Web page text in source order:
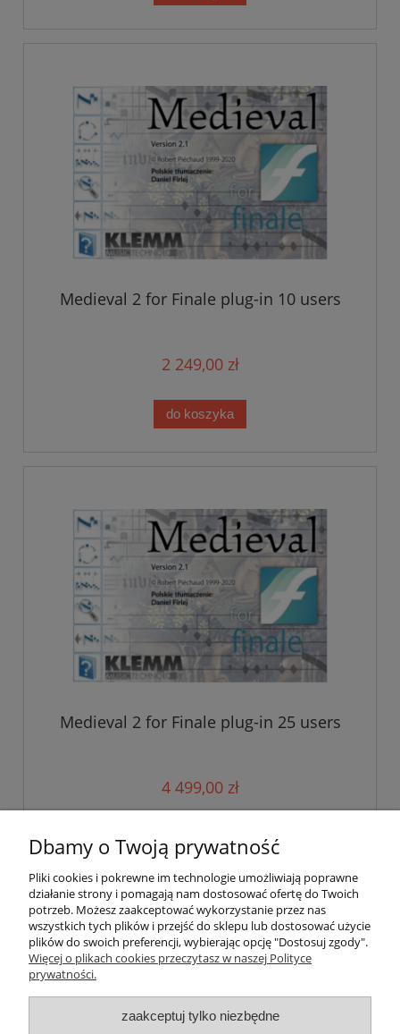
Medieval 2 for Finale plug-in 10 users
2 249,00 zł
do koszyka
Medieval 2 for Finale plug-in 25 users
4 499,00 zł
« 1 2 »
Pomoc
Moje konto
Dbamy o Twoją prywatność
Pliki cookies i pokrewne im technologie umożliwiają poprawne
działanie strony i pomagają nam dostosować ofertę do Twoich
potrzeb. Możesz zaakceptować wykorzystanie przez nas
wszystkich tych plików i przejść do sklepu lub dostosować użycie
plików do swoich preferencji, wybierając opcję "Dostosuj zgody".
Więcej o plikach cookies przeczytasz w naszej Polityce
prywatności.
zaakceptuj tylko niezbędne